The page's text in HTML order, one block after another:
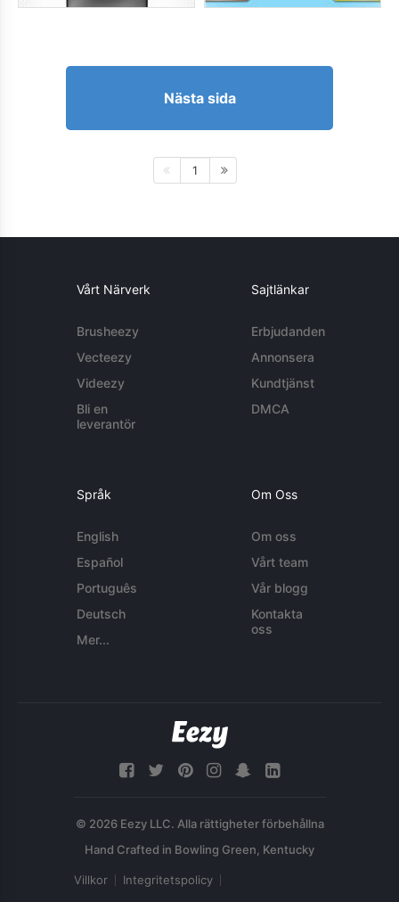
Nästa sida
1
Vårt Närverk
Brusheezy
Vecteezy
Videezy
Bli en
leverantör
Sajtlänkar
Erbjudanden
Annonsera
Kundtjänst
DMCA
Språk
English
Español
Português
Deutsch
Mer...
Om Oss
Om oss
Vårt team
Vår blogg
Kontakta
oss
© 2026 Eezy LLC. Alla rättigheter förbehållna
Villkor Integritetspolicy